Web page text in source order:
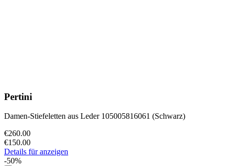
Pertini
Damen-Stiefeletten aus Leder 105005816061 (Schwarz)
€260.00
€150.00
Details für anzeigen
-50%